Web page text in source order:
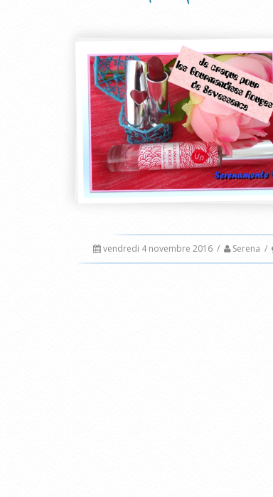
vendredi 4 novembre 2016 / Serena /